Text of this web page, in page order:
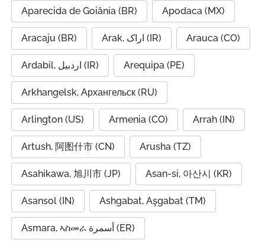
Aparecida de Goiânia (BR) Apodaca (MX)
Aracaju (BR) Arak, اراک (IR) Arauca (CO)
Ardabil, اردبیل (IR) Arequipa (PE)
Arkhangelsk, Архангельск (RU)
Arlington (US) Armenia (CO) Arrah (IN)
Artush, 阿图什市 (CN) Arusha (TZ)
Asahikawa, 旭川市 (JP) Asan-si, 아산시 (KR)
Asansol (IN) Ashgabat, Aşgabat (TM)
Asmara, ኣስመራ أسمرة (ER)